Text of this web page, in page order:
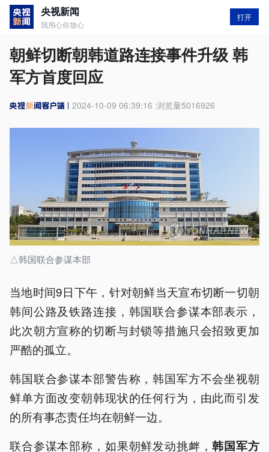
央视新闻
我用心你放心
打开
朝鲜切断朝韩道路连接事件升级 韩
军方首度回应
2024-10-09 06:39:16 浏览量5016926
△韩国联合参谋本部
当地时间9日下午，针对朝鲜当天宣布切断一切朝
韩间公路及铁路连接，韩国联合参谋本部表示，
此次朝方宣称的切断与封锁等措施只会招致更加
严酷的孤立。
韩国联合参谋本部警告称，韩国军方不会坐视朝
鲜单方面改变朝韩现状的任何行为，由此而引发
的所有事态责任均在朝鲜一边。
联合参谋本部称，如果朝鲜发动挑衅，韩国军方